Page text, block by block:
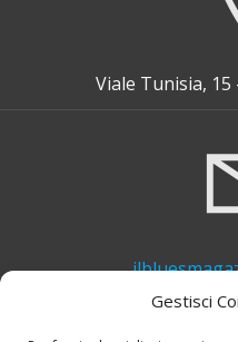
Gestisci
Viale Tunisia,